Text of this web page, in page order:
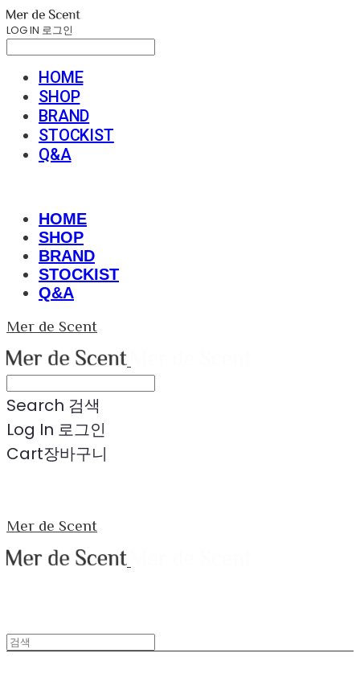
LOG IN 로그인
HOME
SHOP
BRAND
STOCKIST
Q&A
HOME
SHOP
BRAND
STOCKIST
Q&A
Mer de Scent
Search 검색
Log In 로그인
Cart장바구니
Mer de Scent